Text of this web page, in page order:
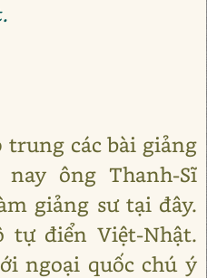
trung các bài giảng
ông Thanh-Sĩ
giảng sư tại đây.
tự điển Việt-Nhật.
ngoại quốc chú ý